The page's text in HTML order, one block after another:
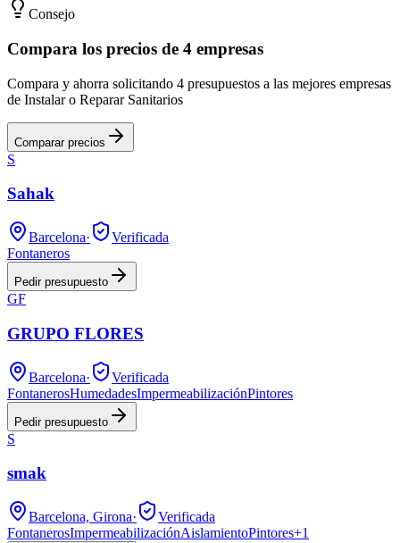
Consejo
Compara los precios de 4 empresas
Compara y ahorra solicitando 4 presupuestos a las mejores empresas
de Instalar o Reparar Sanitarios
Comparar precios
S
Sahak
Barcelona·
Verificada
Fontaneros
Pedir presupuesto
GF
GRUPO FLORES
Barcelona·
Verificada
FontanerosHumedadesImpermeabilizaciónPintores
Pedir presupuesto
S
smak
Barcelona, Girona·
Verificada
FontanerosImpermeabilizaciónAislamientoPintores+1